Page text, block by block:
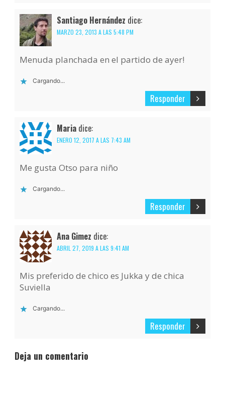
Santiago Hernández dice:
MARZO 23, 2013 A LAS 5:48 PM
Menuda planchada en el partido de ayer!
Cargando...
Responder
Maria dice:
ENERO 12, 2017 A LAS 7:43 AM
Me gusta Otso para niño
Cargando...
Responder
Ana Gimez dice:
ABRIL 27, 2019 A LAS 9:41 AM
Mis preferido de chico es Jukka y de chica
Suviella
Cargando...
Responder
Deja un comentario